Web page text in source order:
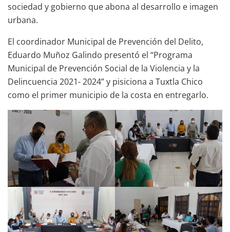
sociedad y gobierno que abona al desarrollo e imagen
urbana.
El coordinador Municipal de Prevención del Delito,
Eduardo Muñoz Galindo presentó el “Programa
Municipal de Prevención Social de la Violencia y la
Delincuencia 2021- 2024” y pisiciona a Tuxtla Chico
como el primer municipio de la costa en entregarlo.